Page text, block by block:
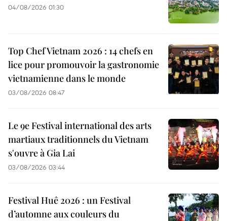
04/08/2026 01:30
Top Chef Vietnam 2026 : 14 chefs en
lice pour promouvoir la gastronomie
vietnamienne dans le monde
03/08/2026 08:47
Le 9e Festival international des arts
martiaux traditionnels du Vietnam
s'ouvre à Gia Lai
03/08/2026 03:44
Festival Huê 2026 : un Festival
d’automne aux couleurs du